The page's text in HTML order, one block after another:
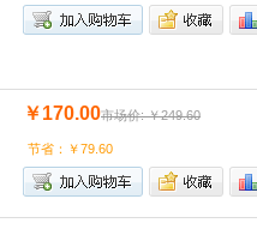
￥170.00市场价: ￥249.60
节省：￥79.60